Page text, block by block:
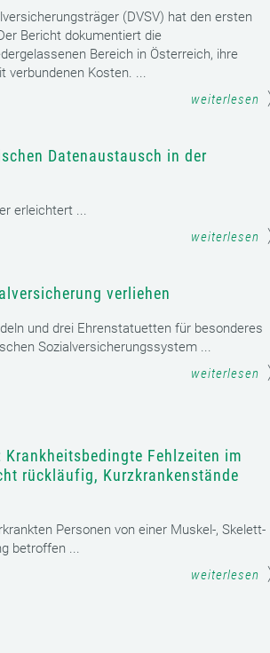
(DVSV) hat den ersten
Bericht dokumentiert die
Bereich in Österreich, ihre
verbundenen Kosten. ...
weiterlesen
Datenaustausch in der
erleichtert ...
weiterlesen
verliehen
und drei Ehrenstatuetten für besonderes
Sozialversicherungssystem ...
weiterlesen
Fehlzeiten im
rückläufig, Kurzkrankenstände
Personen von einer Muskel-, Skelett-
betroffen ...
weiterlesen